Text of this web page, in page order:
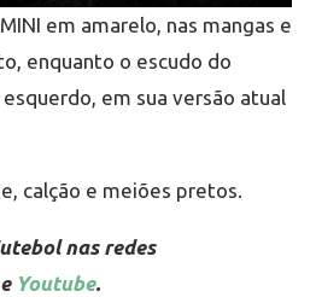
em amarelo, nas mangas e
enquanto o escudo do
em sua versão atual
calção e meiões pretos.
nas redes
Youtube.